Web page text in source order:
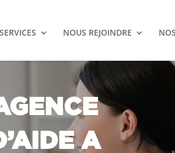
NOUS REJOINDRE
A